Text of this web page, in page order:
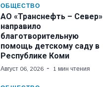
ОБЩЕСТВО
АО «Транснефть – Север»
направило
благотворительную
помощь детскому саду в
Республике Коми
Август 06, 2026 1 мин чтения